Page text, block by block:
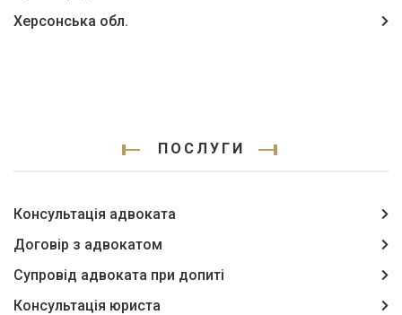
Херсонська обл.
ПОСЛУГИ
Консультація адвоката
Договір з адвокатом
Супровід адвоката при допиті
Консультація юриста